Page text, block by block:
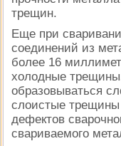
трещин.
Еще при
соединений из
более 16
холодные
образовываться
слоистые трещины
дефектов
свариваемого